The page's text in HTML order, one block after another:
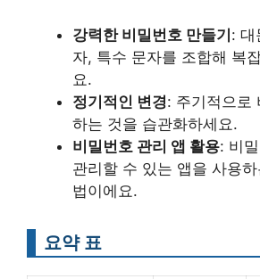
강력한 비밀번호 만들기 : 대
자, 특수 문자를 조합해 복
요.
정기적인 변경: 주기적으로
하는 것을 습관화하세요.
비밀번호 관리 앱 활용: 비
관리할 수 있는 앱을 사용
법이에요.
요약 표